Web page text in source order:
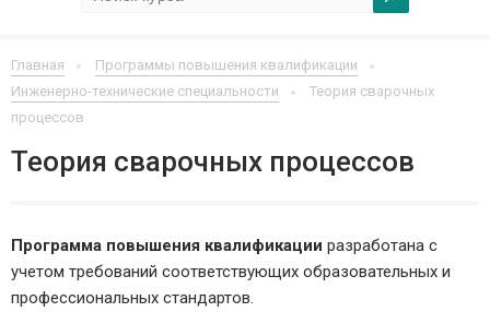
Главная
Программы повышения квалификации
Инженерно-технические специальности
Теория сварочных
процессов
Теория сварочных процессов
Программа повышения квалификации разработана с
учетом требований соответствующих образовательных и
профессиональных стандартов.